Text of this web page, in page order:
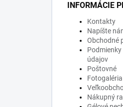
INFORMÁCIE
Kontakty
Napíšte
Obchodné
údajov
Poštovné
Fotogaléria
Nákupný